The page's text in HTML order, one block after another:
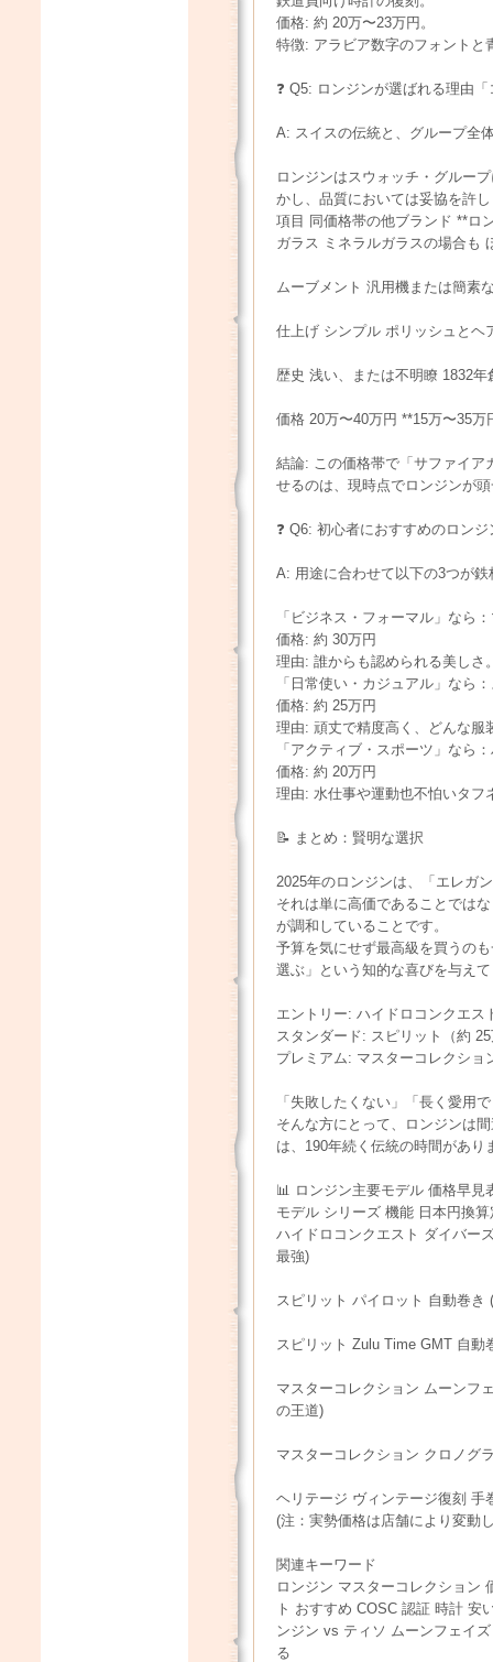
価格: 約 20万〜23万円。
特徴: アラビア数字のフォントと
❓ Q5: ロンジンが選ばれる理由
A: スイスの伝統と、グループ全
ロンジンはスウォッチ・グルー
かし、品質においては妥協を許
項目 同価格帯の他ブランド **ロ
ガラス ミネラルガラスの場合も
ムーブメント 汎用機または簡素
仕上げ シンプル ポリッシュとヘ
歴史 浅い、または不明瞭 1832
価格 20万〜40万円 **15万〜35万
結論: この価格帯で「サファイア
せるのは、現時点でロンジンが
❓ Q6: 初心者におすすめのロン
A: 用途に合わせて以下の3つが鉄
「ビジネス・フォーマル」なら
価格: 約 30万円
理由: 誰からも認められる美しさ
「日常使い・カジュアル」なら
価格: 約 25万円
理由: 頑丈で精度高く、どんな服
「アクティブ・スポーツ」なら
価格: 約 20万円
理由: 水仕事や運動也不怕いタフ
📝 まとめ：賢明な選択
2025年のロンジンは、「エレガ
それは単に高価であることでは
が調和していることです。
予算を気にせず最高級を買うの
選ぶ」という知的な喜びを与え
エントリー: ハイドロコンクエス
スタンダード: スピリット（約
プレミアム: マスターコレクショ
「失敗したくない」「長く愛用
そんな方にとって、ロンジンは
は、190年続く伝統の時間があり
📊 ロンジン主要モデル 価格早見
モデル シリーズ 機能 日本円換
ハイドロコンクエスト ダイバー
最強)
スピリット パイロット 自動巻き
スピリット Zulu Time GMT 自動
マスターコレクション ムーンフ
の王道)
マスターコレクション クロノグ
ヘリテージ ヴィンテージ復刻 手
(注：実勢価格は店舗により変動
関連キーワード
ロンジン マスターコレクション
ト おすすめ COSC 認証 時計 安
ンジン vs ティソ ムーンフェイ
る